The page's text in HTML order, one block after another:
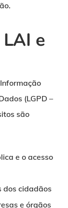
e
(LGPD –
são
e o acesso
dos cidadãos
e órgãos